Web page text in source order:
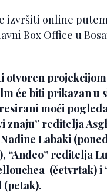
izvršiti online
Box Office u
otvoren
će biti prikazan u
moći
znaju” reditelja
Labaki
“Anđeo” reditelja
(četvrtak) i
(petak).